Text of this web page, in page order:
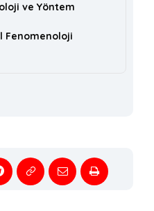
ve Yöntem
Fenomenoloji